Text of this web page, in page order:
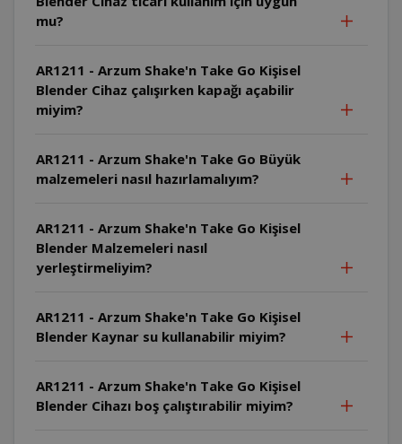
mu?
AR1211 - Arzum Shake'n Take Go Kişisel
Blender Cihaz çalışırken kapağı açabilir
miyim?
AR1211 - Arzum Shake'n Take Go Büyük
malzemeleri nasıl hazırlamalıyım?
AR1211 - Arzum Shake'n Take Go Kişisel
Blender Malzemeleri nasıl
yerleştirmeliyim?
AR1211 - Arzum Shake'n Take Go Kişisel
Blender Kaynar su kullanabilir miyim?
AR1211 - Arzum Shake'n Take Go Kişisel
Blender Cihazı boş çalıştırabilir miyim?